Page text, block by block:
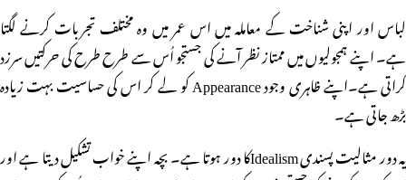
لباس اور اپنی شناخت کے معاملہ میں اس عمر میں وہ مختلف تجربات کرنے لگتا
ہے۔ اپنے ہمجولیوں میں ممتاز نظر آنے کی جستجو اُس سے طرح طرح کی حرکتیں سرزد
کراتی ہے۔اپنے ظاہری وجود Appearance کو لے کر اس کی حساسیت بہت زیادہ
بڑھ جاتی ہے۔
یہ دور مثالیت پسندی Idealismکا دور ہوتا ہے۔ بچہ اپنے خواب تشکیل دیتا ہے اور